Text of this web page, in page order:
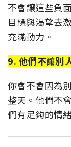
不會讓這些負
目標與渴望去
充滿動力。
9. 他們不讓別
你會不會因為
整天。他們不
們有足夠的情